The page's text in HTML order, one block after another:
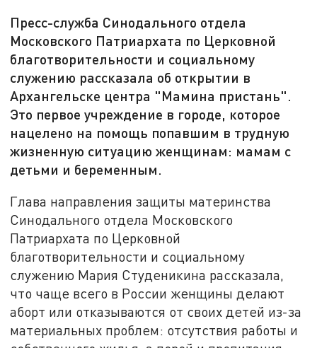
Пресс-служба Синодального отдела
Московского Патриархата по Церковной
благотворительности и социальному
служению рассказала об открытии в
Архангельске центра "Мамина пристань".
Это первое учреждение в городе, которое
нацелено на помощь попавшим в трудную
жизненную ситуацию женщинам: мамам с
детьми и беременным.
Глава направления защиты материнства
Синодального отдела Московского
Патриархата по Церковной
благотворительности и социальному
служению Мария Студеникина рассказала,
что чаще всего в России женщины делают
аборт или отказываются от своих детей из-за
материальных проблем: отсутствия работы и